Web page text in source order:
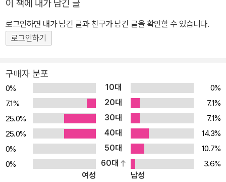
는 목적으로 세상에 나오게 되었다. 여성의 시선으로 그려낸, 전 세계
박해 지역 사역자 아내 22인의 일상 박해받는 남성 사역자들 이야기
는 많지만 그들과 함께 고통당하는 아내를 비롯한 가족의 생활상에
관한 책은 찾아보기 드물다. 저자는 여성 특유의 감수성으로 감춰져
자 아내들을 슈퍼 크리스천으로만 그리지 않는다. 사역자 아내들이
의지하던 남편과 헤어져 경험하는 혼란과 고독, 소외와 갈등 등 인간
적인 고뇌를 있는 그대로 섬세하게 보여 준다. 픽션과 같은 흥미와 생
생함을 전하는 감동 실화 혹자는 이 책을 읽으며 잘 만들어진 단편소
설 20편을 보고 있다는 착각에 빠질 수 있다. 그러나 이 책에 등장하
는 사역자 아내 22인의 삶은 다듬어진 허구가 아니며, 단순히 고난당
하는 그리스도인의 이야기라 해서 비극적인 것만도 아니다. 그들의
이야기는 역경 한가운데 있는 큰 기쁨의 이야기, 고통 한가운데서 얻
이 책에 내가 남긴 글
로그인하면 내가 남긴 글과 친구가 남긴 글을 확인할 수 있습니다.
로그인하기
구매자 분포
0% 10대
0%
7.1%
20대
7.1%
25.0%
30대
7.1%
25.0%
40대
14.3%
0%
50대
10.7%
0%
60대
3.6%
여성
남성